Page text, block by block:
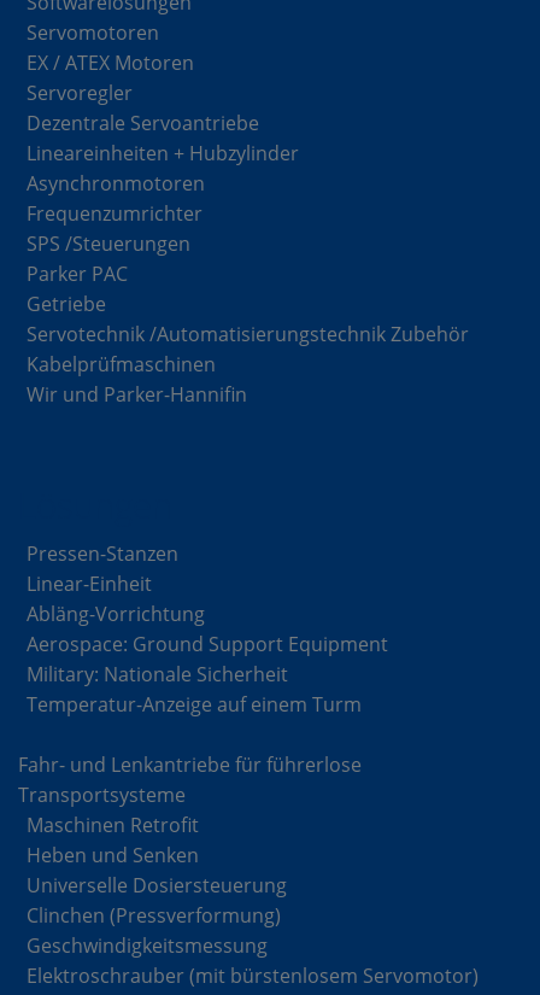
Servomotoren
EX / ATEX Motoren
Servoregler
Dezentrale Servoantriebe
Lineareinheiten + Hubzylinder
Asynchronmotoren
Frequenzumrichter
SPS /Steuerungen
Parker PAC
Getriebe
Servotechnik /Automatisierungstechnik Zubehör
Kabelprüfmaschinen
Wir und Parker-Hannifin
Pressen-Stanzen
Linear-Einheit
Abläng-Vorrichtung
Aerospace: Ground Support Equipment
Military: Nationale Sicherheit
Temperatur-Anzeige auf einem Turm
Fahr- und Lenkantriebe für führerlose
Transportsysteme
Maschinen Retrofit
Heben und Senken
Universelle Dosiersteuerung
Clinchen (Pressverformung)
Geschwindigkeitsmessung
Elektroschrauber (mit bürstenlosem Servomotor)